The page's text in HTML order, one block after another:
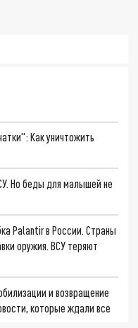
Как уничтожить
Но беды для малышей не
Palantir в России. Страны
оружия. ВСУ теряют
и возвращение
которые ждали все